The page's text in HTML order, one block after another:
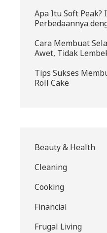
Apa Itu Soft Peak?
Perbedaannya
Cara Membuat
Awet, Tidak
Tips Sukses
Roll Cake
Beauty & Health
Cleaning
Cooking
Financial
Frugal Living